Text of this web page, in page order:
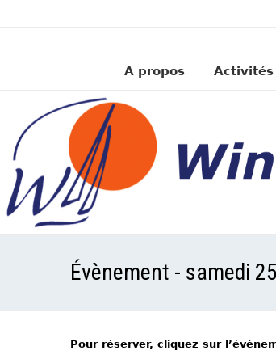
A propos Activités
Évènement - samedi
Pour réserver, cliquez sur